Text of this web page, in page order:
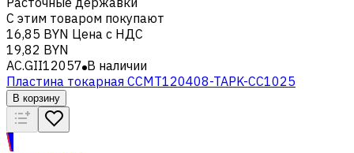
С этим товаром покупают
16,85 BYN Цена с НДС
19,82 BYN
AC.GII12057 В наличии
Пластина токарная CCMT120408-TAPK-CC1025
В корзину